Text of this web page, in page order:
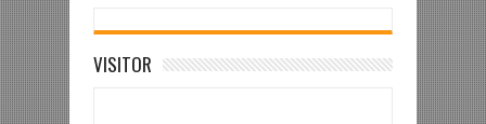
VISITOR